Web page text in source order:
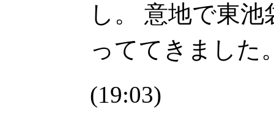
し。 意地で東
っててきました
(19:03)